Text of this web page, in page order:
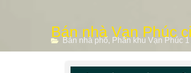
Bán nhà Vạn Phúc
Bán nhà phố, Phân khu Vạn Phúc 1